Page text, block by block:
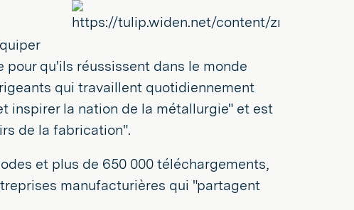
qu'ils réussissent dans le monde
qui travaillent quotidiennement
inspirer la nation de la métallurgie" et est
de la fabrication".
et plus de 650 000 téléchargements,
manufacturières qui "partagent